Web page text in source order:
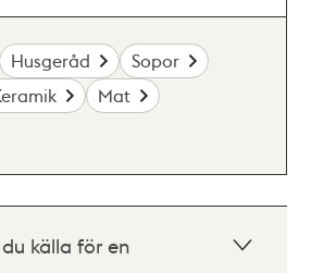
Husgeråd
Sopor
Mat
källa för en